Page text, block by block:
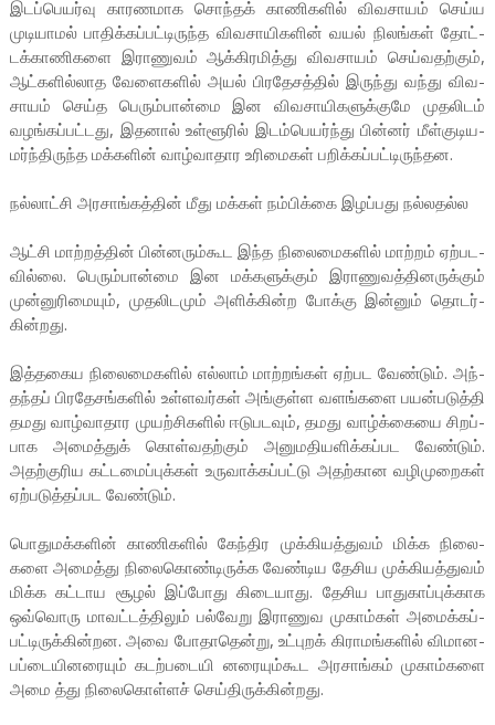
இடப்­பெ­யர்வு கார­ண­மாக சொந்தக் காணி­களில் விவ­சாயம் செய்ய
முடி­யாமல் பாதிக்­கப்­பட்­டி­ருந்த விவ­சா­யி­களின் வயல் நிலங்கள் தோட்­
டக்­கா­ணி­களை இரா­ணுவம் ஆக்­கி­ர­மித்து விவ­சாயம் செய்­வ­தற்கும்,
ஆட்­க­ளில்­லாத வேளை­களில் அயல் பிர­தே­சத்தில் இருந்து வந்து விவ­
சாயம் செய்த பெரும்­பான்மை இன விவ­சா­யி­க­ளுக்­குமே முத­லிடம்
வழங்­கப்­பட்­டது, இதனால் உள்­ளூரில் இடம்­பெ­யர்ந்து பின்னர் மீள்­கு­டி­ய­
மர்ந்­தி­ருந்த மக்­களின் வாழ்­வா­தார உரி­மைகள் பறிக்­கப்­பட்­டி­ருந்­தன.
நல்­லாட்சி அர­சாங்­கத்தின் மீது மக்கள் நம்­பிக்கை இழப்­பது நல்­ல­தல்ல
ஆட்சி மாற்­றத்தின் பின்­ன­ரும்­கூட இந்த நிலை­மை­களில் மாற்றம் ஏற்­ப­ட­
வில்லை. பெரும்­பான்மை இன மக்­க­ளுக்கும் இரா­ணு­வத்­தி­ன­ருக்கும்
முன்­னு­ரி­மையும், முத­லி­டமும் அளிக்­கின்ற போக்கு இன்னும் தொடர்­
கின்­றது.
இத்­த­கைய நிலை­மை­களில் எல்லாம் மாற்­றங்கள் ஏற்­பட வேண்டும். அந்­
தந்தப் பிர­தே­சங்­களில் உள்­ள­வர்கள் அங்­குள்ள வளங்­க­ளை பயன்­ப­டுத்தி
தமது வாழ்­வா­தார முயற்­சி­களில் ஈடு­ப­டவும், தமது வாழ்க்­கையை சிறப்­
பாக அமைத்துக் கொள்­வதற்­கும் அனு­ம­தி­ய­ளிக்­கப்­பட வேண்டும்.
அதற்­கு­ரிய கட்­ட­மைப்­புக்கள் உரு­வாக்­கப்­பட்டு அதற்­கான வழி­மு­றைகள்
ஏற்­ப­டுத்­தப்­பட வேண்டும்.
பொது­மக்­களின் காணி­களில் கேந்­திர முக்­கி­யத்­துவம் மிக்க நிலை­
களை அமைத்து நிலை­கொண்­டி­ருக்க வேண்­டிய தேசிய முக்­கி­யத்­துவம்
மிக்க கட்­டாய சூழல் இப்­போது கிடை­யாது. தேசிய பாது­காப்­புக்­காக
ஒவ்­வொரு மாவட்­டத்­திலும் பல்­வேறு இரா­ணுவ முகாம்கள் அமைக்­கப்­
பட்­டி­ருக்­கின்­றன. அவை போதா­தென்று, உட்­புறக் கிரா­மங்­களில் விமா­ன­
பப்­டை­யி­ன­ரையும் கடற்­ப­டை­யி­ ன­ரை­யும்­கூட அர­சாங்கம் முகாம்­களை
அமை த்து நிலை­கொள்ளச் செய்­தி­ருக்­கின்­றது.